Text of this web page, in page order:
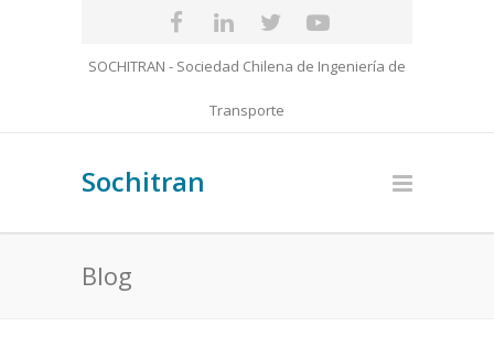
SOCHITRAN - Sociedad Chilena de Ingeniería de
Transporte
Sochitran
Blog